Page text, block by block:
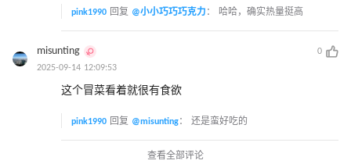
pink1990 回复 @小小巧巧巧克力 ： 哈哈，确实热量挺高
misunting
0
2025-09-14 12:09:53
这个冒菜看着就很有食欲
pink1990 回复 @misunting： 还是蛮好吃的
查看全部评论